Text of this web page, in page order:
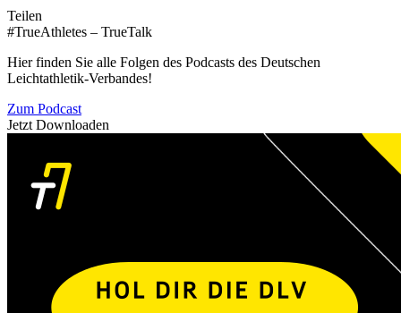
Teilen
#TrueAthletes – TrueTalk
Hier finden Sie alle Folgen des Podcasts des Deutschen
Leichtathletik-Verbandes!
Zum Podcast
Jetzt Downloaden